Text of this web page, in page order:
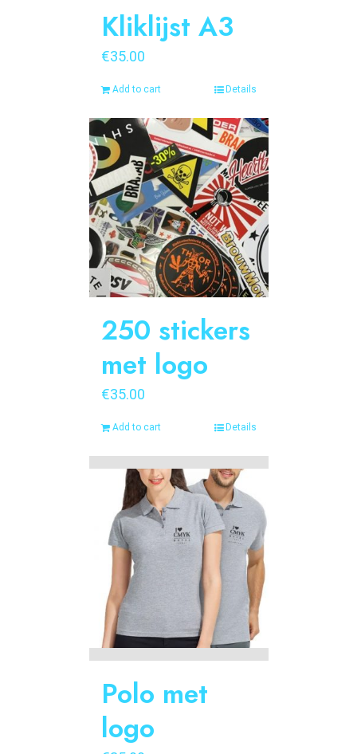
Kliklijst A3
€35.00
Add to cart Details
250 stickers
met logo
€35.00
Add to cart Details
Polo met
logo